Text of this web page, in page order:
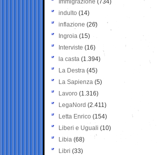
Immigrazione (734)
indulto (14)
inflazione (26)
Ingroia (15)
Interviste (16)
la casta (1.394)
La Destra (45)
La Sapienza (5)
Lavoro (1.316)
LegaNord (2.411)
Letta Enrico (154)
Liberi e Uguali (10)
Libia (68)
Libri (33)